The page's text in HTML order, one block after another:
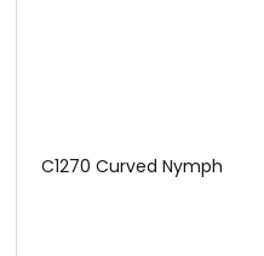
C1270 Curved Nymph